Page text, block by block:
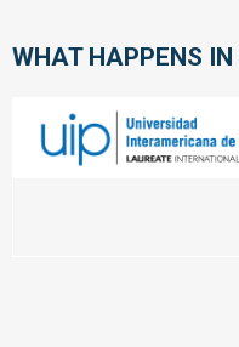
WHAT HAPPENS IN